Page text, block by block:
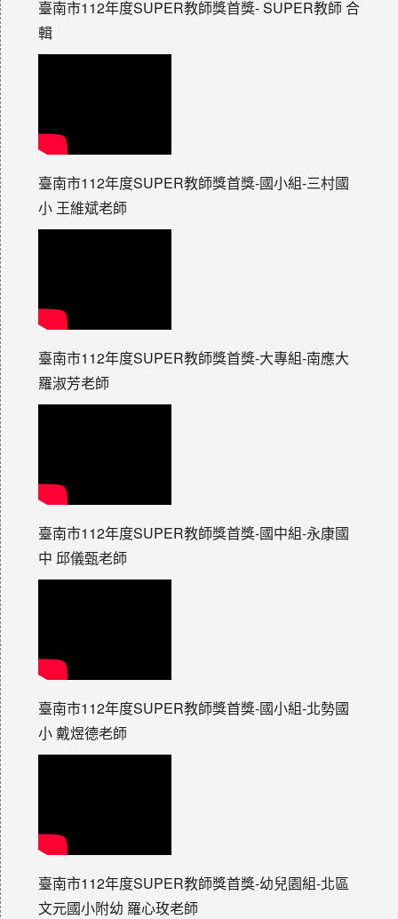
臺南市112年度SUPER教師獎首獎- SUPER教師 合
輯
臺南市112年度SUPER教師獎首獎-國小組-三村國
小 王維斌老師
臺南市112年度SUPER教師獎首獎-大專組-南應大
羅淑芳老師
臺南市112年度SUPER教師獎首獎-國中組-永康國
中 邱儀甄老師
臺南市112年度SUPER教師獎首獎-國小組-北勢國
小 戴煜德老師
臺南市112年度SUPER教師獎首獎-幼兒園組-北區
文元國小附幼 羅心玫老師